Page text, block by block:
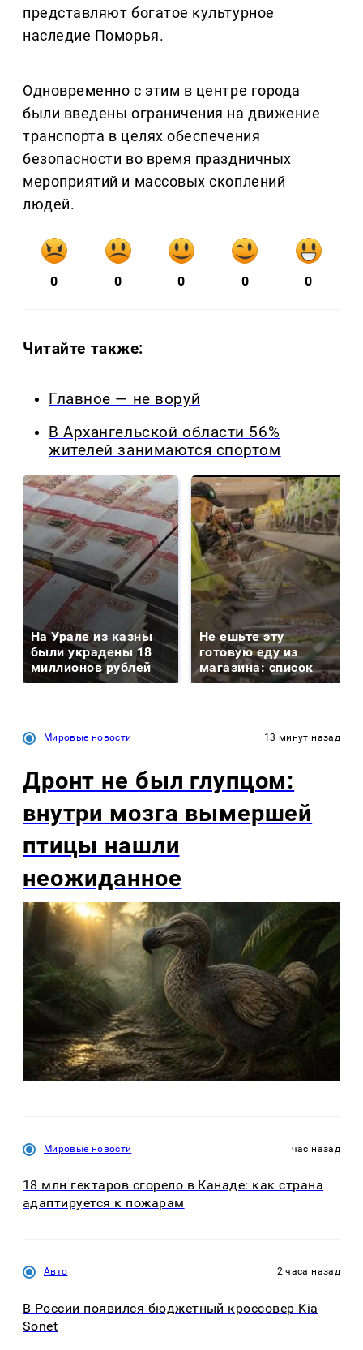
представляют богатое культурное
наследие Поморья.
Одновременно с этим в центре города
были введены ограничения на движение
транспорта в целях обеспечения
безопасности во время праздничных
мероприятий и массовых скоплений
людей.
0 0 0 0 0
Читайте также:
Главное — не воруй
В Архангельской области 56%
жителей занимаются спортом
На Урале из казны
были украдены 18
миллионов рублей
Не ешьте эту
готовую еду из
магазина: список
Мировые новости 13 минут назад
Дронт не был глупцом:
внутри мозга вымершей
птицы нашли
неожиданное
Мировые новости час назад
18 млн гектаров сгорело в Канаде: как страна
адаптируется к пожарам
Авто 2 часа назад
В России появился бюджетный кроссовер Kia
Sonet